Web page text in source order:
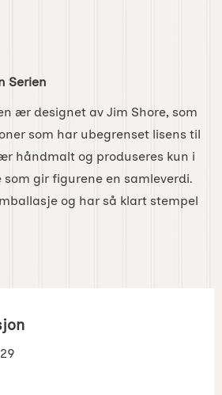
Serien
ær designet av Jim Shore, som
som har ubegrenset lisens til
håndmalt og produseres kun i
som gir figurene en samleverdi.
og har så klart stempel